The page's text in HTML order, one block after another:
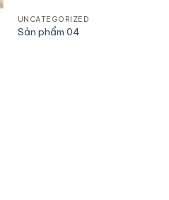
UNCATEGORIZED
Sản phẩm 04